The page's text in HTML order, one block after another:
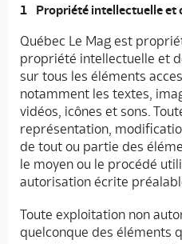
Propriété intellectuelle et
Québec Le Mag est
propriété intellectuelle et
sur tous les éléments
notamment les textes,
vidéos, icônes et sons.
représentation,
de tout ou partie des
le moyen ou le procédé
autorisation écrite
Toute exploitation non
quelconque des éléments